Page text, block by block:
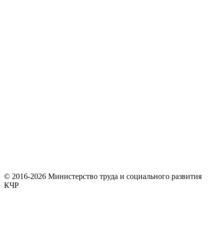
© 2016-2026 Министерство труда и социального развития
КЧР